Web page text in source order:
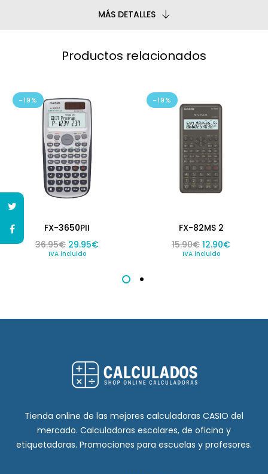
MÁS DETALLES
Productos relacionados
-19%
FX-3650PII
36.95€ El precio original era: 36.95€.
29.95€El precio actual es: 29.95€.
IVA incluido
-19%
FX-82MS 2
15.90€ El precio
12.90€El
IVA incluido
Tienda online de las mejores calculadoras CASIO del
mercado. Calculadoras escolares, de oficina y
etiquetadoras. Promociones para escuelas y profesores.